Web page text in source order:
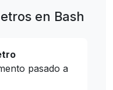
en Bash
pasado a